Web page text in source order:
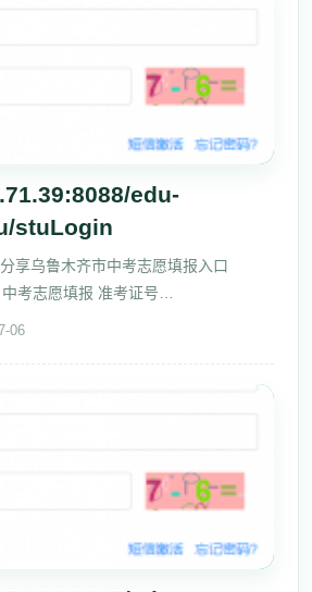
edu-
stuLogin
享乌鲁木齐市中考志愿填报入口
考志愿填报 准考证号
edu-volunteer/stu/stuLogin 密码
edu-volun
06